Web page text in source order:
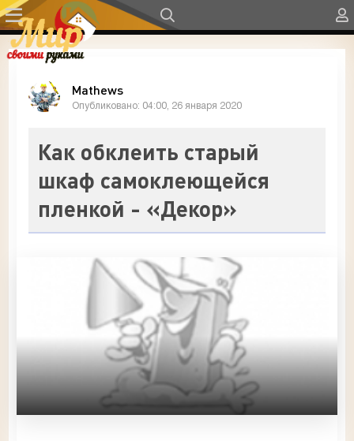
Mathews
Опубликовано: 04:00, 26 января 2020
Как обклеить старый
шкаф самоклеющейся
пленкой - «Декор»